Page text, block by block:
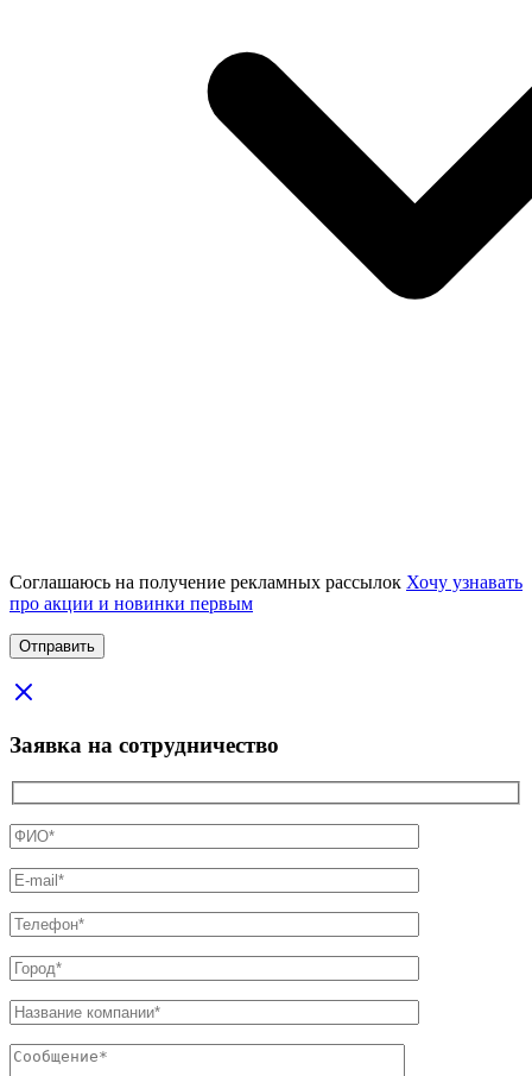
Соглашаюсь на получение рекламных рассылок Хочу узнавать
про акции и новинки первым
Заявка на сотрудничество